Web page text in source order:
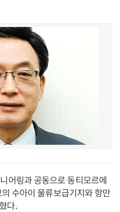
어링과 공동으로 동티모르에
수아이 물류보급기지와 항만
다.